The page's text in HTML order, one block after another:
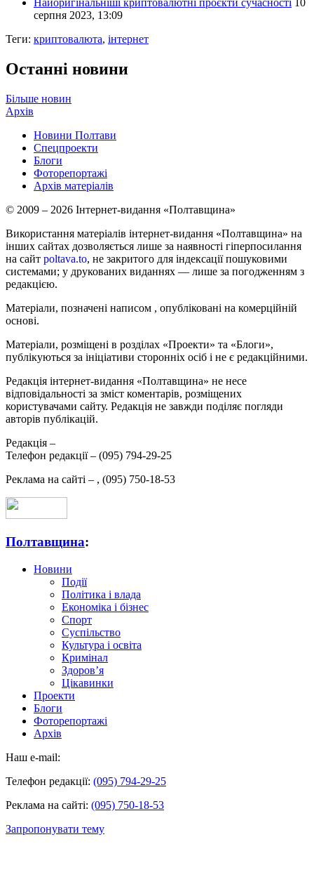
серпня 2023, 13:09
Теги: криптовалюта, інтернет
Останні новини
Більше новин
Архів
Новини Полтави
Спецпроекти
Блоги
Фоторепортажі
Архів матеріалів
© 2009 – 2026 Інтернет-видання «Полтавщина»
Використання матеріалів інтернет-видання «Полтавщина» на
інших сайтах дозволяється лише за наявності гіперпосилання
на сайт poltava.to, не закритого для індексації пошуковими
системами; у друкованих виданнях — лише за погодженням з
редакцією.
Матеріали, позначені написом , опубліковані на комерційній
основі.
Матеріали, розміщені в розділах «Проекти» та «Блоги»,
публікуються за ініціативи сторонніх осіб і не є редакційними.
Редакція інтернет-видання «Полтавщина» не несе
відповідальності за зміст коментарів, розміщених
користувачами сайту. Редакція не завжди поділяє погляди
авторів публікацій.
Редакція –
Телефон редакції – (095) 794-29-25
Реклама на сайті – , (095) 750-18-53
Полтавщина:
Новини
Події
Політика і влада
Економіка і бізнес
Спорт
Суспільство
Культура і освіта
Кримінал
Здоров’я
Цікавинки
Проекти
Блоги
Фоторепортажі
Архів
Наш e-mail:
Телефон редакції: (095) 794-29-25
Реклама на сайті: (095) 750-18-53
Запропонувати тему